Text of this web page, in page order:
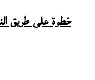
خطوة على طريق